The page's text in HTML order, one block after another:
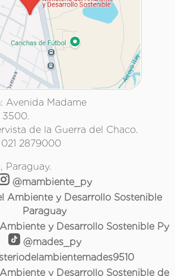
: Avenida Madame
3500.
de la Guerra del Chaco.
021 2879000
Paraguay.
@mambiente_py
Ambiente y Desarrollo Sostenible
Paraguay
y Desarrollo Sostenible Py
@mades_py
y Desarrollo Sostenible de